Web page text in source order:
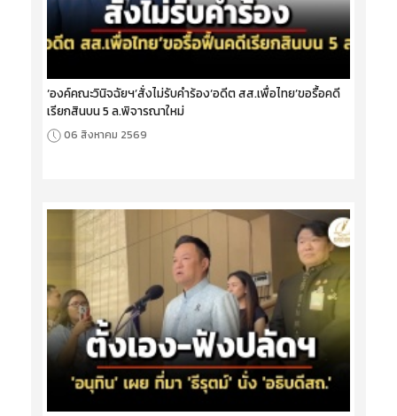
‘องค์คณะวินิจฉัยฯ’สั่งไม่รับคำร้อง‘อดีต สส.เพื่อไทย’ขอรื้อคดี
เรียกสินบน 5 ล.พิจารณาใหม่
06 สิงหาคม 2569